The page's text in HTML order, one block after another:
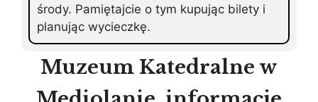
środy. Pamiętajcie o tym kupując bilety i
planując wycieczkę.
Muzeum Katedralne w